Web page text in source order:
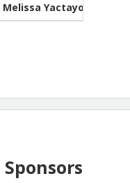
Melissa Yactayo